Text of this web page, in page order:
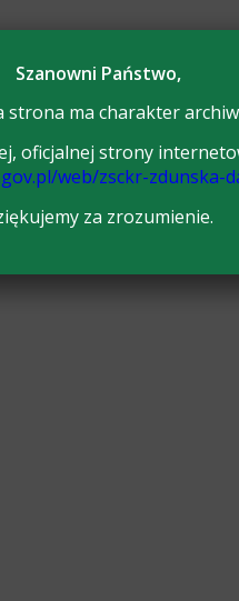
Szanowni Państwo,
ma charakter
oficjalnej strony
web/zsckr-zdunska-
za zrozumienie.